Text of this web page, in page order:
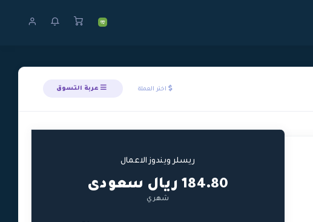
اختر العملة
ريسلر ويندوز الاعمال
184.80 ريال سعودى
شهري